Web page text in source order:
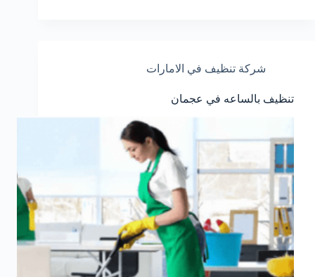
شركة تنظيف في الامارات
تنظيف بالساعه في عجمان